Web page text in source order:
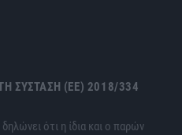
ΣΎΣΤΑΣΗ (ΕΕ) 2018/334
δηλώνει ότι η ίδια και ο παρών